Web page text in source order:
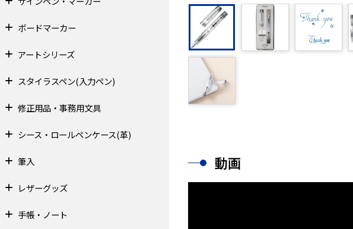
動画
ボードマーカー
アートシリーズ
スタイラスペン(入力ペン)
修正用品・事務用文具
シース・ロールペンケース(革)
筆入
レザーグッズ
手帳・ノート